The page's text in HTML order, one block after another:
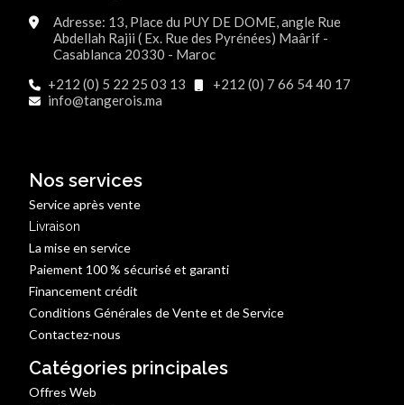
Adresse: 13, Place du PUY DE DOME, angle Rue
Abdellah Rajii ( Ex. Rue des Pyrénées) Maârif -
Casablanca 20330 - Maroc
+212 (0) 5 22 25 03 13
+212 (0) 7 66 54 40 17
info@tangerois.ma
Nos services
Service après vente
Livraison
La mise en service
Paiement 100 % sécurisé et garanti
Financement crédit
Conditions Générales de Vente et de Service
Contactez-nous
Catégories principales
Offres Web